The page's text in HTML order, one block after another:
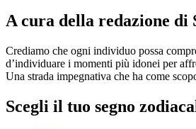
A cura della redazione di
Crediamo che ogni individuo possa
d’individuare i momenti più idonei per
Una strada impegnativa che ha come
Scegli il tuo segno